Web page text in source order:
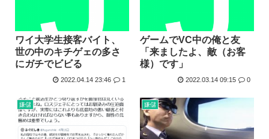
ワイ大学生接客バイト、
世の中のキチゲェの多さ
にガチでビビる
2022.04.14 23:46 1
ゲームでVC中の俺と友
「来ましたよ、敵（お客
様）です」
2022.03.14 09:15 0
嫌儲 嫌儲